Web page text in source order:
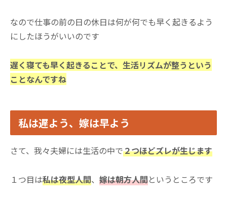
なので仕事の前の日の休日は何が何でも早く起きるよう
にしたほうがいいのです
遅く寝ても早く起きることで、生活リズムが整うという
ことなんですね
私は遅よう、嫁は早よう
さて、我々夫婦には生活の中で２つほどズレが生じます
１つ目は私は夜型人間、 嫁は朝方人間というところです